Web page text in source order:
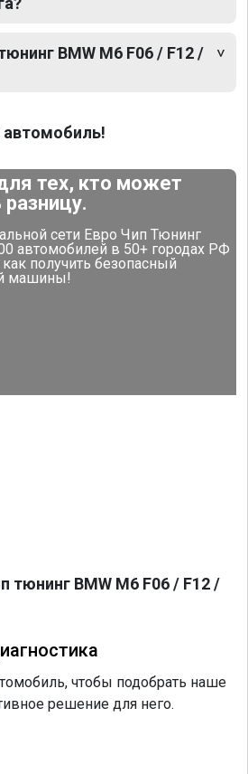
BMW M6 F06 / F12 /
автомобиль!
тех, кто может
сети Евро Чип Тюнинг
автомобилей в 50+ городах РФ
получить безопасный
машины!
тюнинг BMW M6 F06 / F12 /
чтобы подобрать наше
решение для него.